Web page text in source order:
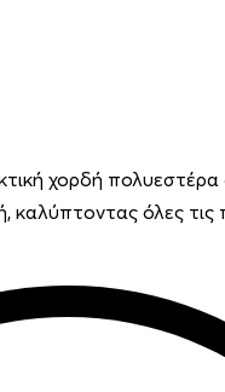
χορδή
καλύπτοντας όλες